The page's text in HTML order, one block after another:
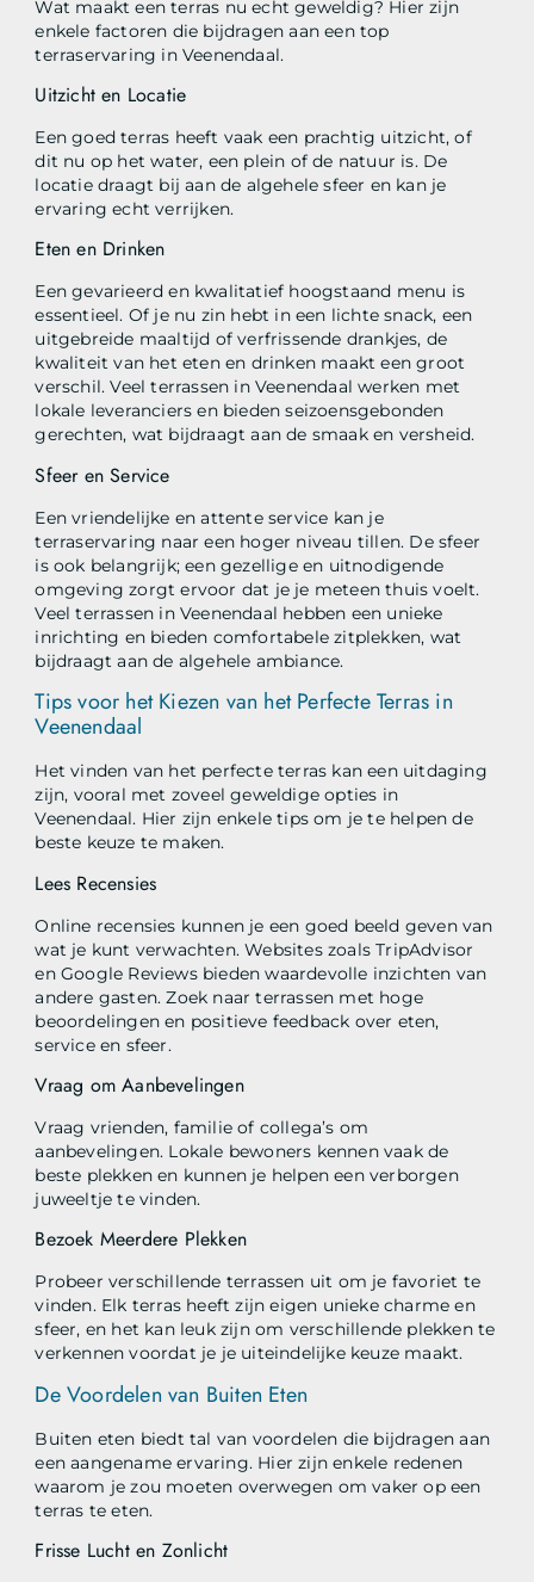
Wat maakt een terras nu echt geweldig? Hier zijn
enkele factoren die bijdragen aan een top
terraservaring in Veenendaal.
Uitzicht en Locatie
Een goed terras heeft vaak een prachtig uitzicht, of
dit nu op het water, een plein of de natuur is. De
locatie draagt bij aan de algehele sfeer en kan je
ervaring echt verrijken.
Eten en Drinken
Een gevarieerd en kwalitatief hoogstaand menu is
essentieel. Of je nu zin hebt in een lichte snack, een
uitgebreide maaltijd of verfrissende drankjes, de
kwaliteit van het eten en drinken maakt een groot
verschil. Veel terrassen in Veenendaal werken met
lokale leveranciers en bieden seizoensgebonden
gerechten, wat bijdraagt aan de smaak en versheid.
Sfeer en Service
Een vriendelijke en attente service kan je
terraservaring naar een hoger niveau tillen. De sfeer
is ook belangrijk; een gezellige en uitnodigende
omgeving zorgt ervoor dat je je meteen thuis voelt.
Veel terrassen in Veenendaal hebben een unieke
inrichting en bieden comfortabele zitplekken, wat
bijdraagt aan de algehele ambiance.
Tips voor het Kiezen van het Perfecte Terras in
Veenendaal
Het vinden van het perfecte terras kan een uitdaging
zijn, vooral met zoveel geweldige opties in
Veenendaal. Hier zijn enkele tips om je te helpen de
beste keuze te maken.
Lees Recensies
Online recensies kunnen je een goed beeld geven van
wat je kunt verwachten. Websites zoals TripAdvisor
en Google Reviews bieden waardevolle inzichten van
andere gasten. Zoek naar terrassen met hoge
beoordelingen en positieve feedback over eten,
service en sfeer.
Vraag om Aanbevelingen
Vraag vrienden, familie of collega’s om
aanbevelingen. Lokale bewoners kennen vaak de
beste plekken en kunnen je helpen een verborgen
juweeltje te vinden.
Bezoek Meerdere Plekken
Probeer verschillende terrassen uit om je favoriet te
vinden. Elk terras heeft zijn eigen unieke charme en
sfeer, en het kan leuk zijn om verschillende plekken te
verkennen voordat je je uiteindelijke keuze maakt.
De Voordelen van Buiten Eten
Buiten eten biedt tal van voordelen die bijdragen aan
een aangename ervaring. Hier zijn enkele redenen
waarom je zou moeten overwegen om vaker op een
terras te eten.
Frisse Lucht en Zonlicht